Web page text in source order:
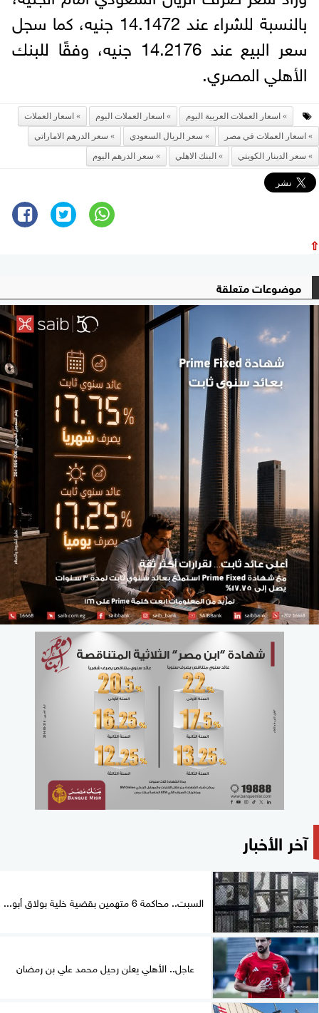
بالنسبة للشراء عند 14.1472 جنيه، كما سجل
سعر البيع عند 14.2176 جنيه، وفقًا للبنك
الأهلي المصري.
اسعار العملات العربية اليوم اسعار العملات اليوم
اسعار العملات
اسعار العملات في مصر
سعر الريال السعودي
سعر الدرهم الاماراتي
سعر الدينار الكويتي
البنك الاهلي سعر الدرهم اليوم
⇧
موضوعات متعلقة
آخر الأخبار
السبت.. محاكمة 6 متهمين بقضية خلية بولاق أبو...
عاجل.. الأهلي يعلن رحيل محمد علي بن رمضان